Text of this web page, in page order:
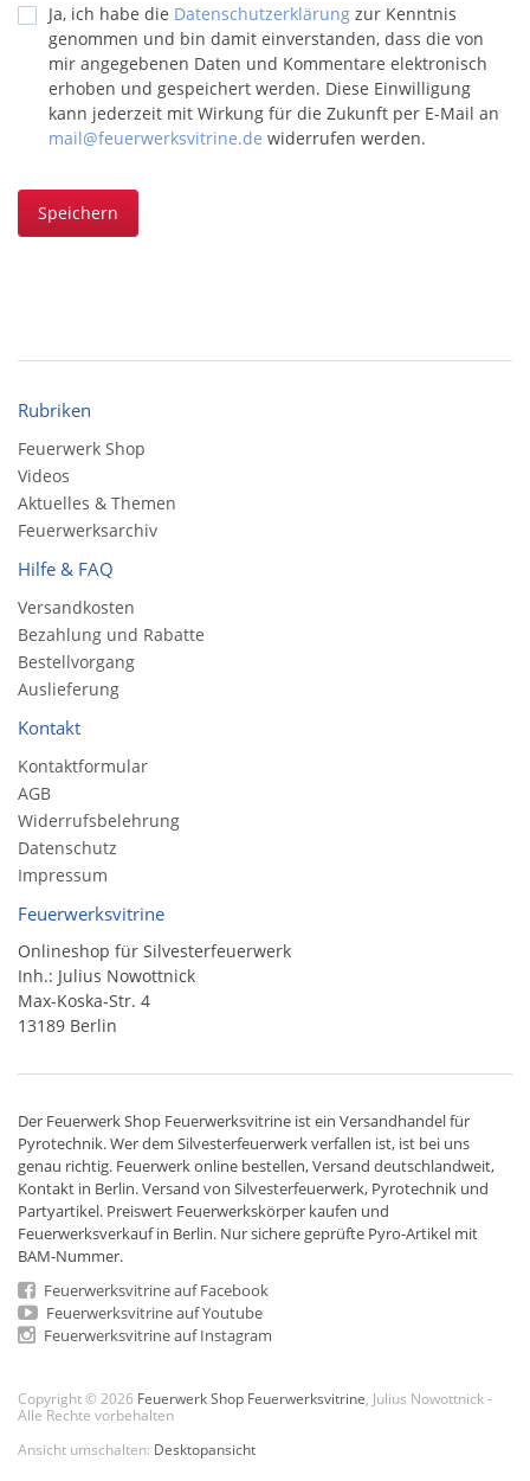
Ja, ich habe die Datenschutzerklärung zur Kenntnis
genommen und bin damit einverstanden, dass die von
mir angegebenen Daten und Kommentare elektronisch
erhoben und gespeichert werden. Diese Einwilligung
kann jederzeit mit Wirkung für die Zukunft per E-Mail an
mail@feuerwerksvitrine.de widerrufen werden.
Speichern
Rubriken
Feuerwerk Shop
Videos
Aktuelles & Themen
Feuerwerksarchiv
Hilfe & FAQ
Versandkosten
Bezahlung und Rabatte
Bestellvorgang
Auslieferung
Kontakt
Kontaktformular
AGB
Widerrufsbelehrung
Datenschutz
Impressum
Feuerwerksvitrine
Onlineshop für Silvesterfeuerwerk
Inh.: Julius Nowottnick
Max-Koska-Str. 4
13189 Berlin
Der Feuerwerk Shop Feuerwerksvitrine ist ein Versandhandelfür
Pyrotechnik. Wer dem Silvesterfeuerwerk verfallen ist, ist bei uns
genau richtig. Feuerwerk online bestellen,Versand deutschlandweit,
Kontakt in Berlin. Versand von Silvesterfeuerwerk, Pyrotechnik und
Partyartikel. Preiswert Feuerwerkskörper kaufen und
Feuerwerksverkauf in Berlin. Nur sichere geprüfte Pyro-Artikel mit
BAM-Nummer.
Feuerwerksvitrine auf Facebook
Feuerwerksvitrine auf Youtube
Feuerwerksvitrine auf Instagram
Copyright © 2026 Feuerwerk Shop Feuerwerksvitrine , Julius Nowottnick -
Alle Rechte vorbehalten
Ansicht umschalten: Desktopansicht